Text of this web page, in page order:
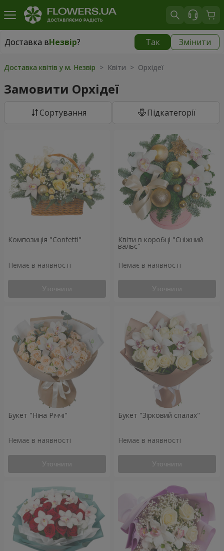
Доставка вНезвір? Так Змінити
Доставка вНезвір|
Доставка квітів у м. Незвір > Квіти > Орхідеї
Замовити Орхідеї
Сортування Підкатегорії
Композиція "Confetti"
Немає в наявності
Уточнити
Квіти в коробці "Сніжний
вальс"
Немає в наявності
Уточнити
Букет "Ніна Річчі"
Немає в наявності
Уточнити
Букет "Зірковий спалах"
Немає в наявності
Уточнити